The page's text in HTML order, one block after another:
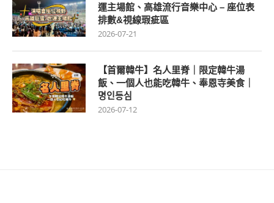
運主場館、高雄流行音樂中心 – 座位表
排數&視線瑕疵區
2026-07-21
【首爾韓牛】名人里脊｜限定韓牛湯
飯、一個人也能吃韓牛、奉恩寺美食｜
명인등심
2026-07-12